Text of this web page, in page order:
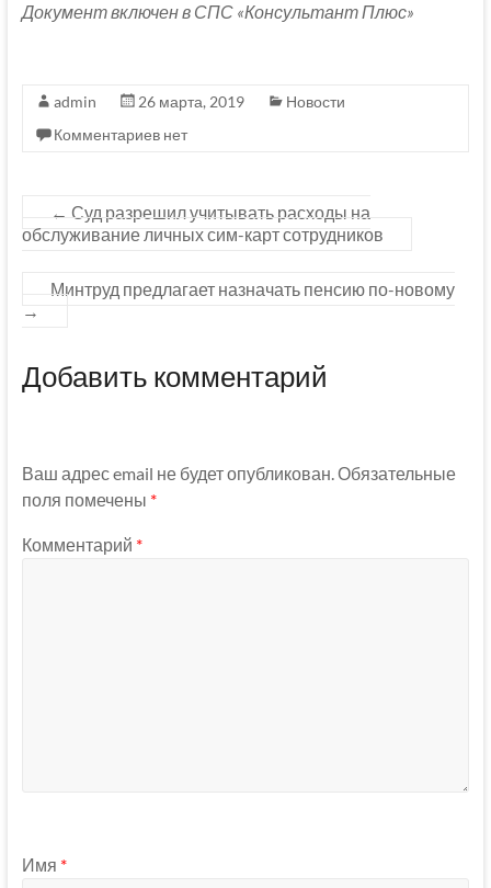
Документ включен в СПС «Консультант Плюс»
admin 26 марта, 2019
Новости
Комментариев нет
← Суд разрешил учитывать расходы на
обслуживание личных сим-карт сотрудников
Минтруд предлагает назначать пенсию по-новому
→
Добавить комментарий
Ваш адрес email не будет опубликован. Обязательные
поля помечены *
Комментарий *
Имя *